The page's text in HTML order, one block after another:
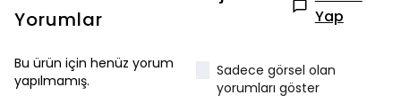
Yorumlar
Yap
Bu ürün için henüz yorum
yapılmamış.
Sadece görsel olan
yorumları göster